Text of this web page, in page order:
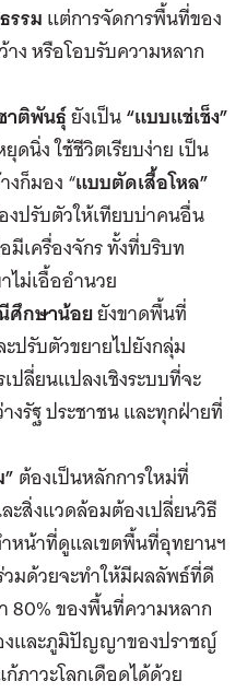
รรมแต่การจัดการพื้นที่ของ
าง หรือโอบรับความหลาก
าติพันธุ์ยังเป็น“แบบแช่เช็ง”
นิ่ง ใช้ชีวิตเรียบง่าย เป็น
ก็มอง “แบบตัดเสื้อโหล”
ปรับตัวให้เทียบบ่าคนอื่น
เครื่องจักร ทั้งที่บริบท
ไม่เอื้ออำนวย
ศึกษาน้อยยังขาดพื้นที่
ปรับตัวขยายไปยังกลุ่ม
ปลี่ยนแปลงเชิงระบบที่จะ
งรัฐ ประชาชน และทุกฝ่ายที่
”ต้องเป็นหลักการใหม่ที่
ะสิ่งแวดล้อมต้องเปลี่ยนวิธี
หน้าที่ดูแลเขตพื้นที่อุทยานฯ
มด้วยจะทำให้มีผลลัพธ์ที่ดี
80% ของพื้นที่ความหลาก
งและภูมิปัญญาของปราชญ์
ภาวะโลกเดือดได้ด้วย